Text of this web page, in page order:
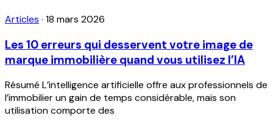
Articles · 18 mars 2026
Les 10 erreurs qui desservent votre image de
marque immobilière quand vous utilisez l’IA
Résumé L’intelligence artificielle offre aux professionnels de
l’immobilier un gain de temps considérable, mais son
utilisation comporte des